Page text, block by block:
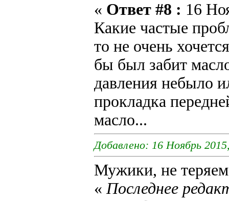
« Ответ #8 : 16
Какие частые
то не очень
бы был забит
давления небыло
прокладка
масло...
Добавлено: 16 Ноябрь
Мужики, не
«Последнее